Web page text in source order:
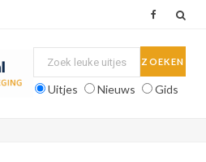
Uitjes Nieuws Gids